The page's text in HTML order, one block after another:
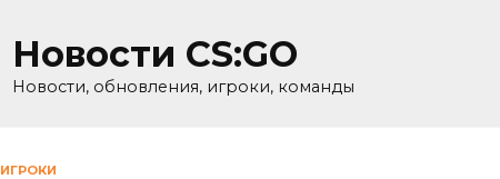
Новости CS:GO
Новости, обновления, игроки, команды
ИГРОКИ